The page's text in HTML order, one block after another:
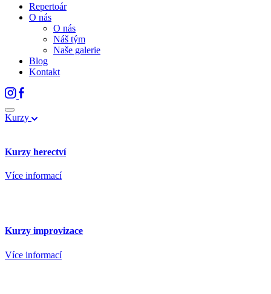
Repertoár
O nás
O nás
Náš tým
Naše galerie
Blog
Kontakt
Kurzy
Kurzy herectví
Více informací
Kurzy improvizace
Více informací